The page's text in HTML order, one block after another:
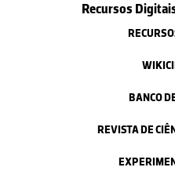
Recursos
BANCO
REVISTA DE